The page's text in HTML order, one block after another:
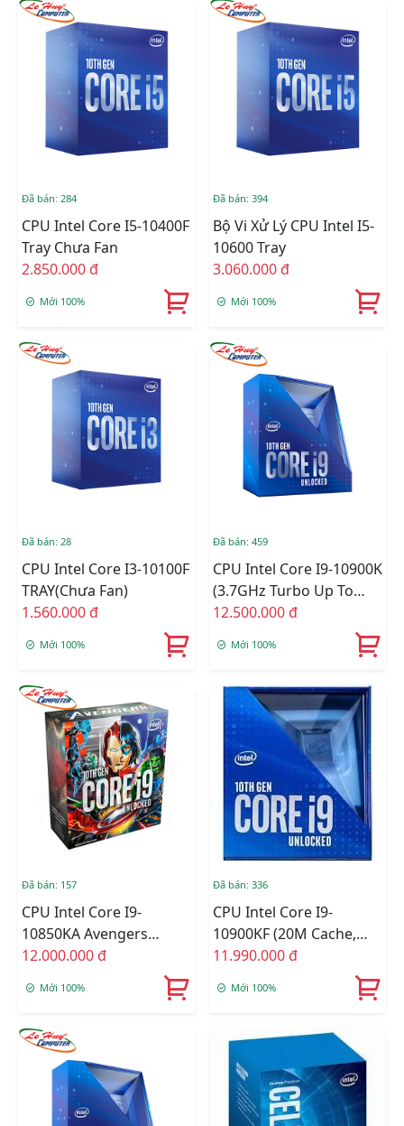
Đã bán: 284
CPU Intel Core I5-10400F
Tray Chưa Fan
2.850.000 đ
Mới 100%
Đã bán: 394
Bộ Vi Xử Lý CPU Intel I5-
10600 Tray
3.060.000 đ
Mới 100%
Đã bán: 28
CPU Intel Core I3-10100F
TRAY(chưa Fan)
1.560.000 đ
Mới 100%
Đã bán: 459
CPU Intel Core I9-10900K
(3.7GHz Turbo Up To
5.3GHz, 10 Nhân 20
125W) - Socket Intel LGA
ONLINE)
12.500.000 đ
Mới 100%
Đã bán: 157
CPU Intel Core I9-
10850KA Avengers
Edition / 20MB / 3.6GHz /
12.000.000 đ
Mới 100%
Đã bán: 336
CPU Intel Core I9-
10900KF (20M Cache,
3.70 GHz Up To 5.30
1200, Comet Lake-S)
11.990.000 đ
Mới 100%